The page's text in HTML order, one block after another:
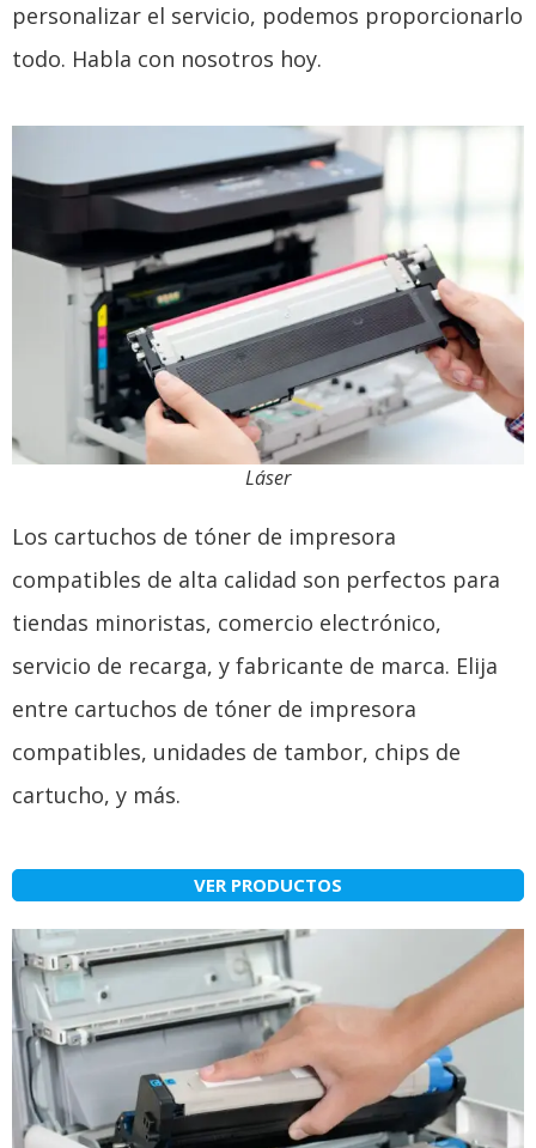
personalizar el servicio, podemos proporcionarlo
todo. Habla con nosotros hoy.
Láser
Los cartuchos de tóner de impresora
compatibles de alta calidad son perfectos para
tiendas minoristas, comercio electrónico,
servicio de recarga, y fabricante de marca. Elija
entre cartuchos de tóner de impresora
compatibles, unidades de tambor, chips de
cartucho, y más.
VER PRODUCTOS